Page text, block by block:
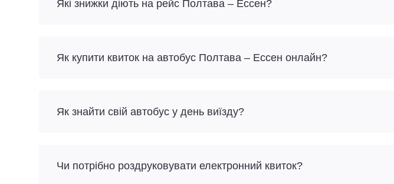
Які знижки діють на рейс Полтава – Ессен?
Як купити квиток на автобус Полтава – Ессен онлайн?
Як знайти свій автобус у день виїзду?
Чи потрібно роздруковувати електронний квиток?